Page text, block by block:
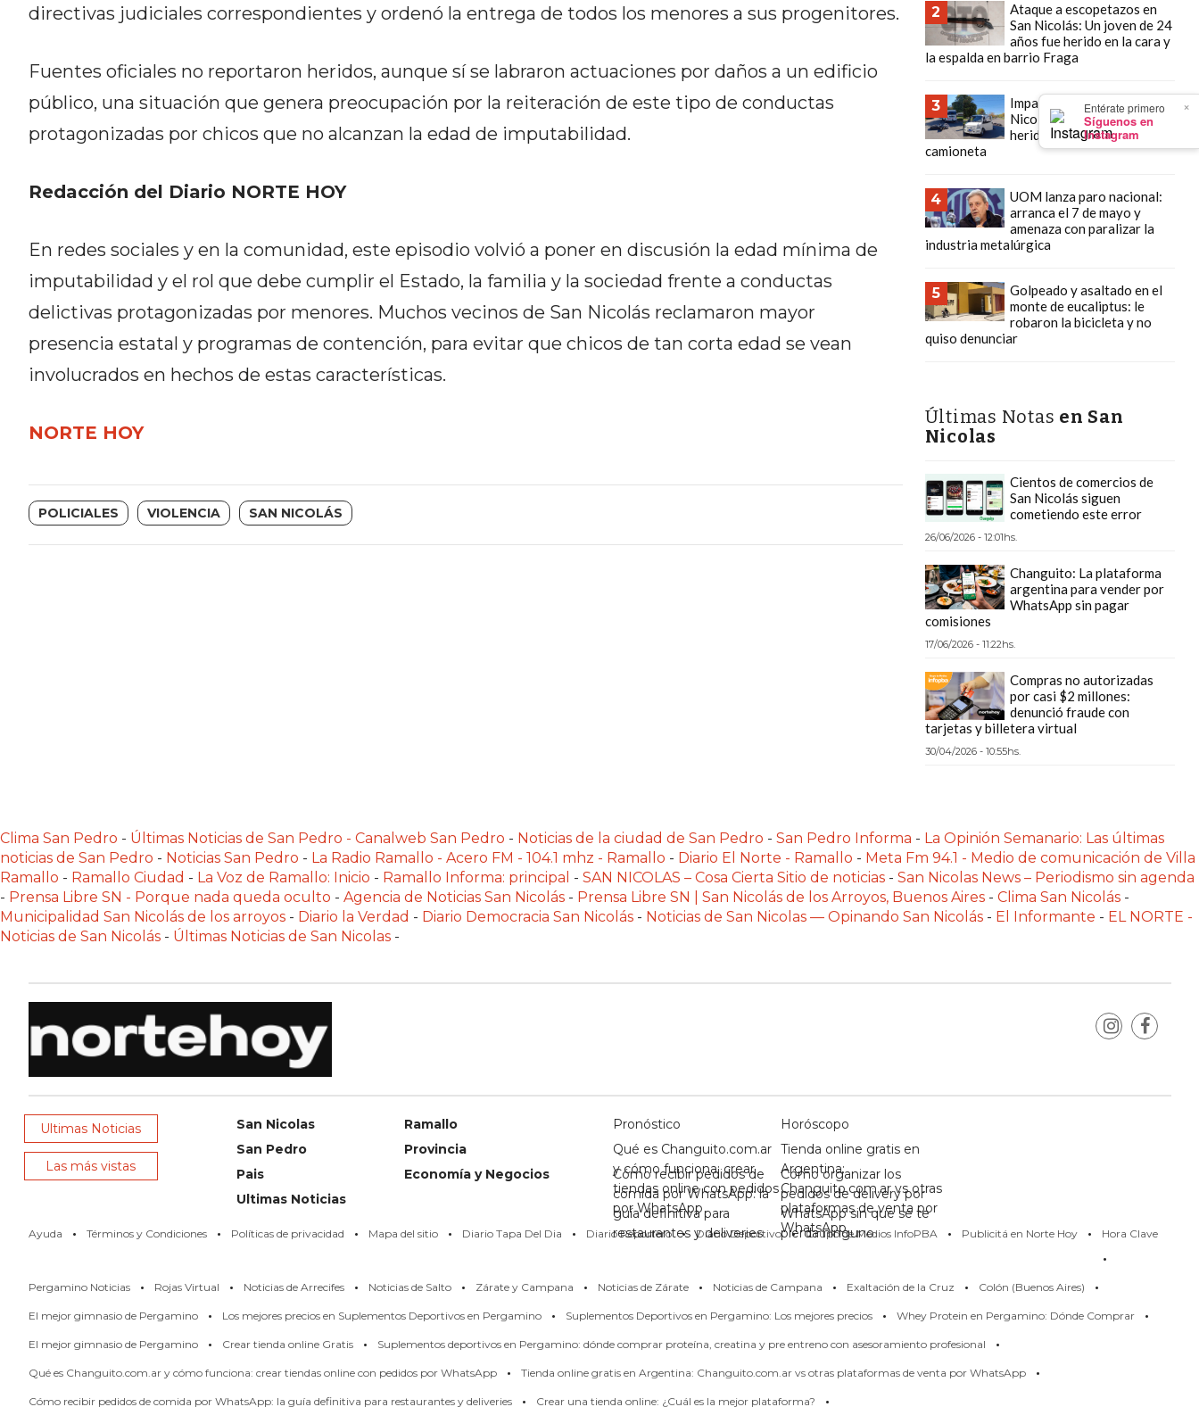
×
Entérate primero
Síguenos en
Instagram
Y
CONDICIONES
POLÍTICAS
SITIO
DIARIO
DEL
DIA
DIARIO
DEPORTIVO
MEDIOS
ARRECIFES
NOTICIAS
DE
SALTO
NOTICIAS
NOTICIAS
DE
CAMPANA
EXALTACIÓN
CRUZ
(BUENOS
AIRES)
GIMNASIO
directivas judiciales correspondientes y ordenó la entrega de todos los menores a sus progenitores.
Fuentes oficiales no reportaron heridos, aunque sí se labraron actuaciones por daños a un edificio
público, una situación que genera preocupación por la reiteración de este tipo de conductas
protagonizadas por chicos que no alcanzan la edad de imputabilidad.
Redacción del Diario NORTE HOY
En redes sociales y en la comunidad, este episodio volvió a poner en discusión la edad mínima de
imputabilidad y el rol que debe cumplir el Estado, la familia y la sociedad frente a conductas
delictivas protagonizadas por menores. Muchos vecinos de San Nicolás reclamaron mayor
presencia estatal y programas de contención, para evitar que chicos de tan corta edad se vean
involucrados en hechos de estas características.
NORTE HOY
POLICIALES VIOLENCIA SAN NICOLÁS
2
Ataque a escopetazos en
San Nicolás: Un joven de 24
años fue herido en la cara y
la espalda en barrio Fraga
3
Impactante choque en San
Nicolás: joven motociclista
herido tras colisión con una
camioneta
4
UOM lanza paro nacional:
arranca el 7 de mayo y
amenaza con paralizar la
industria metalúrgica
5
Golpeado y asaltado en el
monte de eucaliptus: le
robaron la bicicleta y no
quiso denunciar
Últimas Notas en San
Nicolas
Cientos de comercios de
San Nicolás siguen
cometiendo este error
26/06/2026 - 12:01hs.
Changuito: La plataforma
argentina para vender por
WhatsApp sin pagar
comisiones
17/06/2026 - 11:22hs.
Compras no autorizadas
por casi $2 millones:
denunció fraude con
tarjetas y billetera virtual
30/04/2026 - 10:55hs.
Clima San Pedro - Últimas Noticias de San Pedro - Canalweb San Pedro - Noticias de la ciudad de San Pedro - San Pedro Informa - La Opinión Semanario: Las últimas
noticias de San Pedro - Noticias San Pedro - La Radio Ramallo - Acero FM - 104.1 mhz - Ramallo - Diario El Norte - Ramallo - Meta Fm 94.1 - Medio de comunicación de Villa
Ramallo - Ramallo Ciudad - La Voz de Ramallo: Inicio - Ramallo Informa: principal - SAN NICOLAS – Cosa Cierta Sitio de noticias - San Nicolas News – Periodismo sin agenda
- Prensa Libre SN - Porque nada queda oculto - Agencia de Noticias San Nicolás - Prensa Libre SN | San Nicolás de los Arroyos, Buenos Aires - Clima San Nicolás -
Municipalidad San Nicolás de los arroyos - Diario la Verdad - Diario Democracia San Nicolás - Noticias de San Nicolas — Opinando San Nicolás - El Informante - EL NORTE -
Noticias de San Nicolás - Últimas Noticias de San Nicolas -
Ultimas Noticias
Las más vistas
San Nicolas
Ramallo
San Pedro
Provincia
Pais
Economía y Negocios
Ultimas Noticias
Pronóstico
Horóscopo
Qué es Changuito.com.ar
y cómo funciona: crear
tiendas online con pedidos
por WhatsApp
Tienda online gratis en
Argentina:
Changuito.com.ar vs otras
plataformas de venta por
WhatsApp
Cómo recibir pedidos de
comida por WhatsApp: la
guía definitiva para
restaurantes y deliveries
Cómo organizar los
pedidos de delivery por
WhatsApp sin que se te
pierda ninguno
Ayuda · Términos y Condiciones · Políticas de privacidad · Mapa del sitio · Diario Tapa Del Dia · Diario Reportero · Diario Deportivo · Grupo de Medios InfoPBA · Publicitá en Norte Hoy · Hora Clave
·
Pergamino Noticias · Rojas Virtual · Noticias de Arrecifes · Noticias de Salto · Zárate y Campana · Noticias de Zárate · Noticias de Campana · Exaltación de la Cruz · Colón (Buenos Aires) ·
El mejor gimnasio de Pergamino · Los mejores precios en Suplementos Deportivos en Pergamino · Suplementos Deportivos en Pergamino: Los mejores precios · Whey Protein en Pergamino: Dónde Comprar ·
El mejor gimnasio de Pergamino · Crear tienda online Gratis · Suplementos deportivos en Pergamino: dónde comprar proteína, creatina y pre entreno con asesoramiento profesional ·
Qué es Changuito.com.ar y cómo funciona: crear tiendas online con pedidos por WhatsApp · Tienda online gratis en Argentina: Changuito.com.ar vs otras plataformas de venta por WhatsApp ·
Cómo recibir pedidos de comida por WhatsApp: la guía definitiva para restaurantes y deliveries · Crear una tienda online: ¿Cuál es la mejor plataforma? ·